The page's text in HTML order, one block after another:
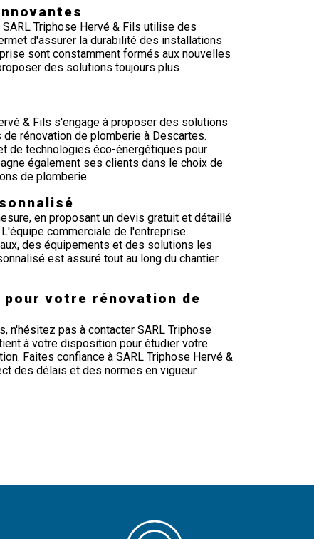
Triphose Hervé & Fils utilise des
d'assurer la durabilité des installations
sont constamment formés aux nouvelles
des solutions toujours plus
& Fils s'engage à proposer des solutions
rénovation de plomberie à Descartes.
de technologies éco-énergétiques pour
également ses clients dans le choix de
de plomberie.
en proposant un devis gratuit et détaillé
commerciale de l'entreprise
des équipements et des solutions les
est assuré tout au long du chantier
pour votre rénovation de
n'hésitez pas à contacter SARL Triphose
à votre disposition pour étudier votre
Faites confiance à SARL Triphose Hervé &
des délais et des normes en vigueur.